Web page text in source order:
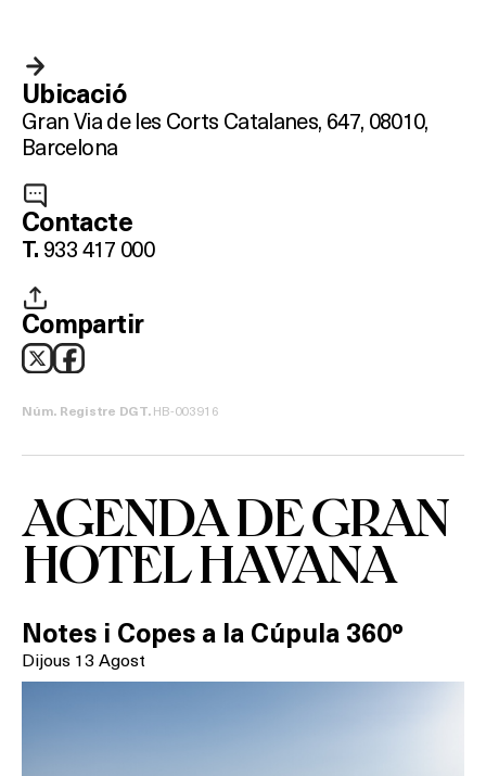
HOTELS
TERRASSES
Ubicació
Gran Via de les Corts Catalanes, 647, 08010,
Barcelona
Contacte
T. 933 417 000
Compartir
Núm. Registre DGT. HB-003916
AGENDA DE GRAN
HOTEL HAVANA
Notes i Copes a la Cúpula 360º
Dijous 13 Agost